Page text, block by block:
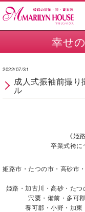
幸せ
2022/07/31
成人式振袖前撮
ル
《姫
卒業式袴に
姫路市・たつの市・高砂市
姫路・加古川・高砂・たつ
宍粟・備前・多可
養可郡・小野・加